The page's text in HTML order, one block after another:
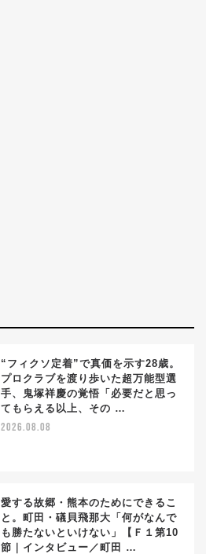
“フィクソ定着”で真価を示す28歳。
プロクラブを渡り歩いた超万能型選
手、鬼塚祥慶の覚悟「必要だと思っ
てもらえる以上、その …
2026.08.08
愛する故郷・熊本のためにできるこ
と。町田・礒貝飛那大「何がなんで
も勝たないといけない」【Ｆ１第10
節｜インタビュー／町田 …